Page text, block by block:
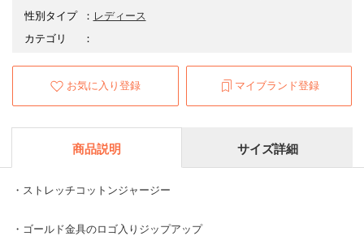
性別タイプ
： レディース
カテゴリ
：
お気に入り登録 マイブランド登録
商品説明 サイズ詳細
・ストレッチコットンジャージー
・ゴールド金具のロゴ入りジップアップ